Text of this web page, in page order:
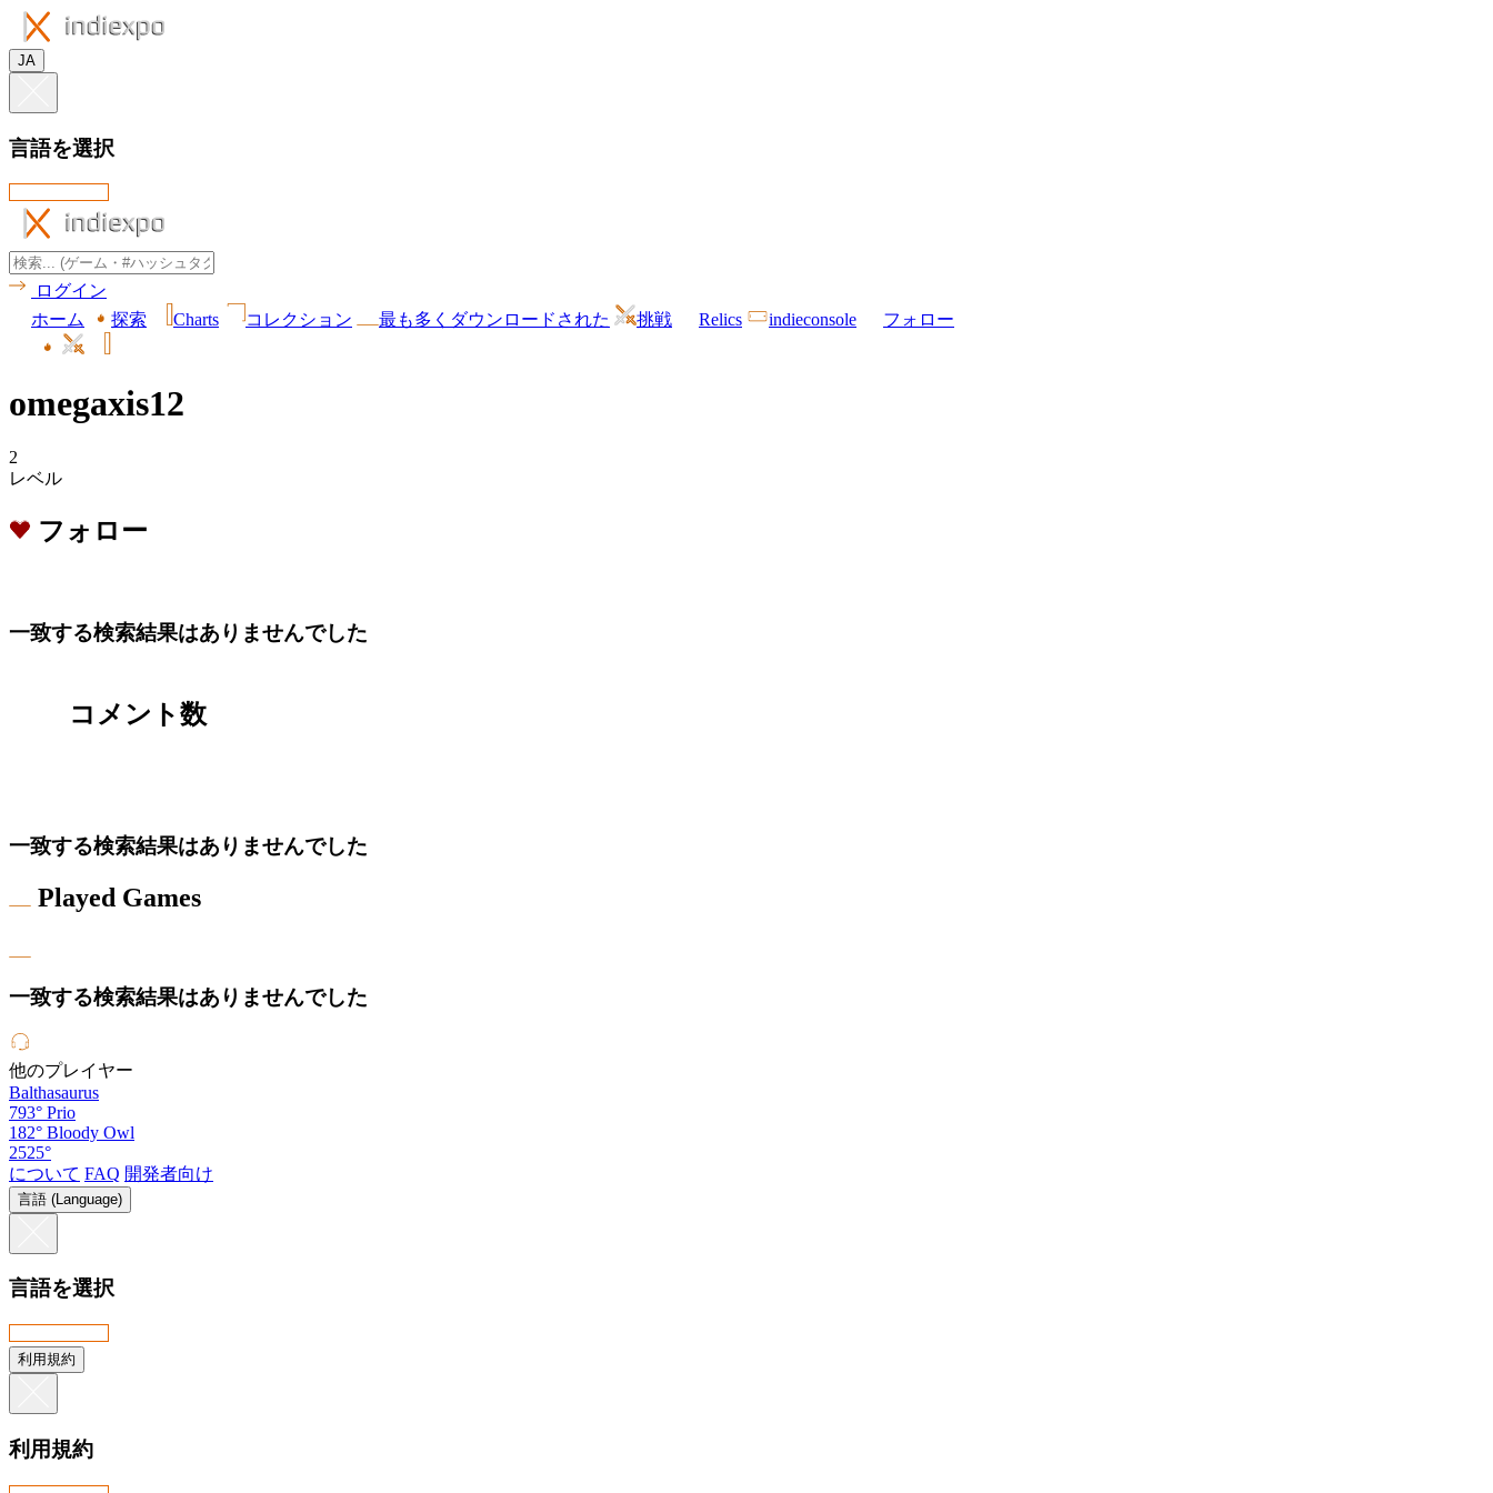
JA
言語を選択
ログイン
ホーム
探索 Charts コレクション 最も多くダウンロードされた 挑戦 Relics indieconsole フォロー
omegaxis12
2
レベル
フォロー
一致する検索結果はありませんでした
コメント数
一致する検索結果はありませんでした
Played Games
一致する検索結果はありませんでした
他のプレイヤー
Balthasaurus
793° Prio
182° Bloody Owl
2525°
について FAQ 開発者向け
言語 (Language)
言語を選択
利用規約
利用規約